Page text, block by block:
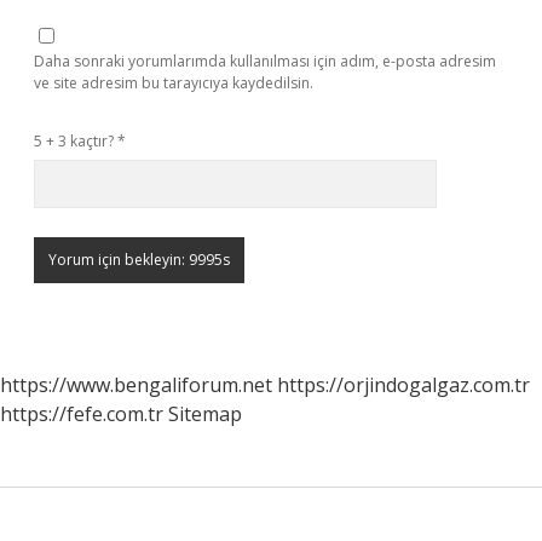
Daha sonraki yorumlarımda kullanılması için adım, e-posta adresim
ve site adresim bu tarayıcıya kaydedilsin.
5 + 3 kaçtır?*
https://www.bengaliforum.net https://orjindogalgaz.com.tr
https://fefe.com.trSitemap